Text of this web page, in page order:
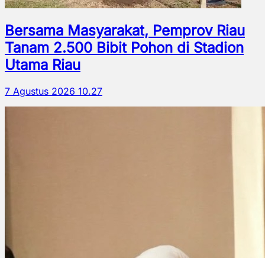
Bersama Masyarakat, Pemprov Riau
Tanam 2.500 Bibit Pohon di Stadion
Utama Riau
7 Agustus 2026 10.27